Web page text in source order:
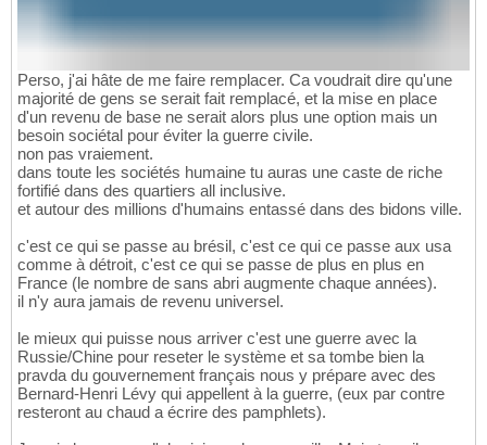
Perso, j'ai hâte de me faire remplacer. Ca voudrait dire qu'une
majorité de gens se serait fait remplacé, et la mise en place
d'un revenu de base ne serait alors plus une option mais un
besoin sociétal pour éviter la guerre civile.
non pas vraiement.
dans toute les sociétés humaine tu auras une caste de riche
fortifié dans des quartiers all inclusive.
et autour des millions d'humains entassé dans des bidons ville.
c'est ce qui se passe au brésil, c'est ce qui ce passe aux usa
comme à détroit, c'est ce qui se passe de plus en plus en
France (le nombre de sans abri augmente chaque années).
il n'y aura jamais de revenu universel.
le mieux qui puisse nous arriver c'est une guerre avec la
Russie/Chine pour reseter le système et sa tombe bien la
pravda du gouvernement français nous y prépare avec des
Bernard-Henri Lévy qui appellent à la guerre, (eux par contre
resteront au chaud a écrire des pamphlets).